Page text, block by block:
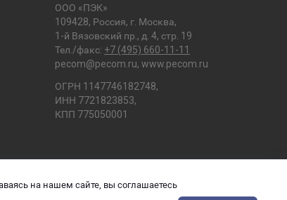
на нашем сайте, вы соглашаетесь
ООО «ПЭК»
109428, Россия, г. Москва,
1-й Вязовский пр., д. 4, стр. 19
Тел./факс: +7 (495) 660-11-11
pecom@pecom.ru, www.pecom.ru
ОГРН 1147746182748,
ИНН 7721823853,
КПП 775050001
в приложении